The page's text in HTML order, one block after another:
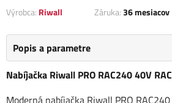
Výrobca: Riwall Záruka:36 mesiacov
Popis a parametre
Nabíjačka Riwall PRO RAC240 40V
Moderná nabíjačka Riwall PRO